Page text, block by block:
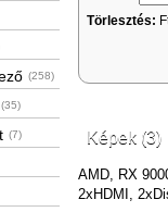
(258)
(35)
(7)
Törlesztés:
Képek (3)
AMD, RX
2xHDMI,